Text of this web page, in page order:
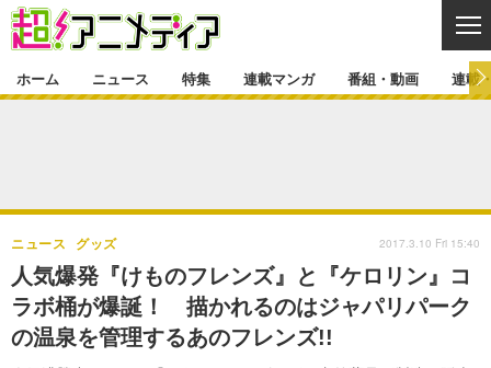
ゲーム・アプリ マンガ
グッズ イベント
声優
特集一覧 カバー
ラキりす
連載マンガ
連載マンガ一覧 連載一覧
番組・動画
番組・動画一覧 ラジオ
動画
連載・ブログ
連載・ブログ一覧
ホーム ニュース 特集 連載マンガ 番組・動画 連載
人気爆発『けものフレンズ』と『ケロリン』コ
ラボ桶が爆誕！ 描かれるのはジャパリパーク
の温泉を管理するあのフレンズ!!
ニュース グッズ 2017.3.10 Fri 15:40